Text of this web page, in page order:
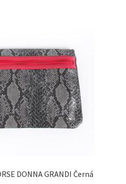
DONNA GRANDI Černá